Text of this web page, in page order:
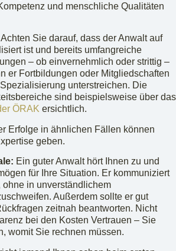
und menschliche Qualitäten
Achten Sie darauf, dass der Anwalt auf
ist und bereits umfangreiche
– ob einvernehmlich oder strittig –
er Fortbildungen oder Mitgliedschaften
unterstreichen. Die
sind beispielsweise über das
ÖRAK ersichtlich.
Erfolge in ähnlichen Fällen können
geben.
Ein guter Anwalt hört Ihnen zu und
für Ihre Situation. Er kommuniziert
ohne in unverständlichem
Außerdem sollte er gut
zeitnah beantworten. Nicht
bei den Kosten Vertrauen – Sie
womit Sie rechnen müssen.